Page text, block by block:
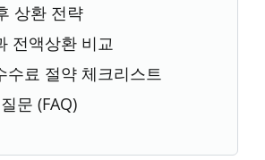
상환 전략
전액상환 비교
수료 절약 체크리스트
문 (FAQ)